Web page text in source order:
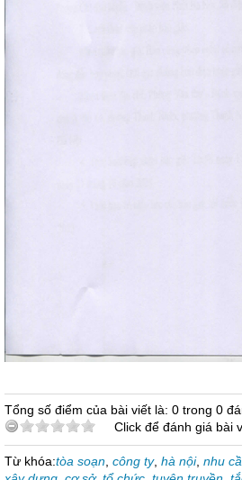
Tổng số điểm của bài viết là: 0 trong 0
Click để đánh giá bài
Từ khóa:tòa soạn công ty, hà nội, nhu